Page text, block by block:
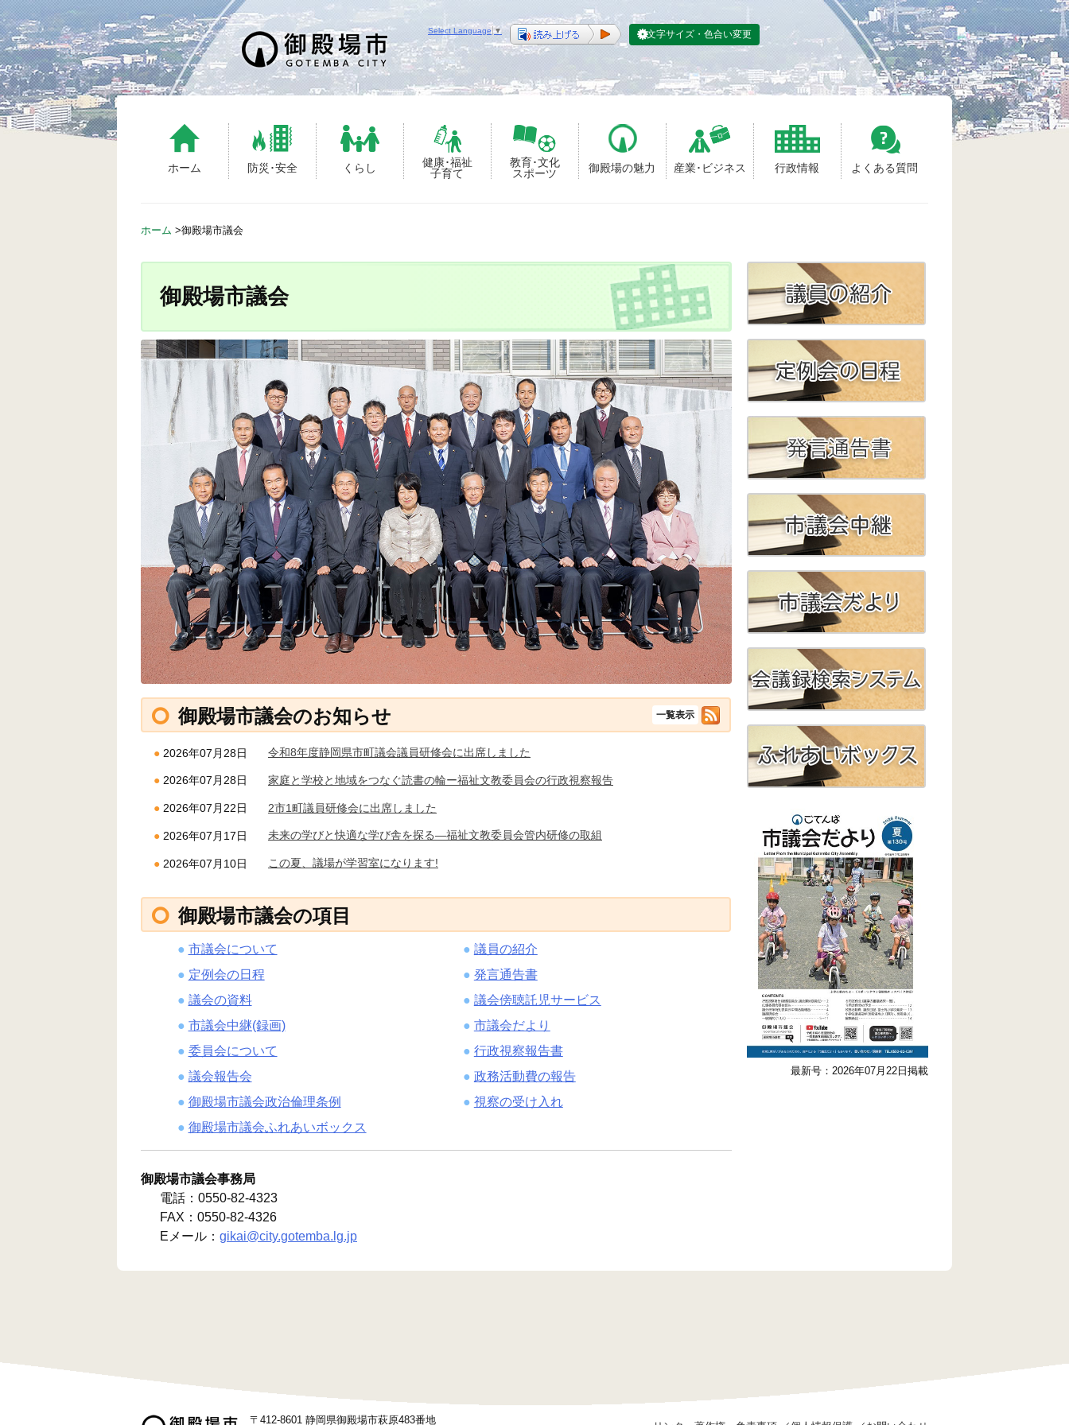
ホーム 防災･安全 くらし
健康･福祉
子育て
教育･文化
スポーツ
御殿場の魅力 産業･ビジネス 行政情報 よくある質問
Select Language ▼ 文字サイズ・色合い変更
ホーム >御殿場市議会
御殿場市議会
御殿場市議会のお知らせ 一覧表示
2026年07月28日 令和8年度静岡県市町議会議員研修会に出席しました
2026年07月28日 家庭と学校と地域をつなぐ読書の輪ー福祉文教委員会の行政視察報告
2026年07月22日 2市1町議員研修会に出席しました
2026年07月17日 未来の学びと快適な学び舎を探る―福祉文教委員会管内研修の取組
2026年07月10日 この夏、議場が学習室になります!
御殿場市議会の項目
市議会について
議員の紹介
定例会の日程
発言通告書
議会の資料
議会傍聴託児サービス
市議会中継(録画)
市議会だより
委員会について
行政視察報告書
議会報告会
政務活動費の報告
御殿場市議会政治倫理条例
視察の受け入れ
御殿場市議会ふれあいボックス
御殿場市議会事務局
電話：0550-82-4323
FAX：0550-82-4326
Eメール： gikai@city.gotemba.lg.jp
最新号：2026年07月22日掲載
〒412-8601 静岡県御殿場市萩原483番地